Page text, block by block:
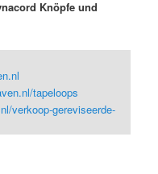
Knöpfe und
tapeloops
verkoop-gereviseerde-